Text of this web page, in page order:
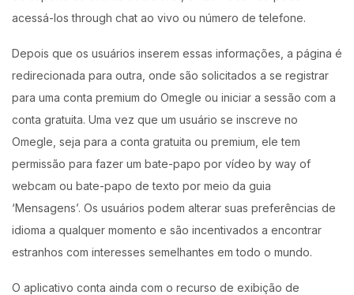
acessá-los through chat ao vivo ou número de telefone.
Depois que os usuários inserem essas informações, a página é
redirecionada para outra, onde são solicitados a se registrar
para uma conta premium do Omegle ou iniciar a sessão com a
conta gratuita. Uma vez que um usuário se inscreve no
Omegle, seja para a conta gratuita ou premium, ele tem
permissão para fazer um bate-papo por vídeo by way of
webcam ou bate-papo de texto por meio da guia
‘Mensagens’. Os usuários podem alterar suas preferências de
idioma a qualquer momento e são incentivados a encontrar
estranhos com interesses semelhantes em todo o mundo.
O aplicativo conta ainda com o recurso de exibição de